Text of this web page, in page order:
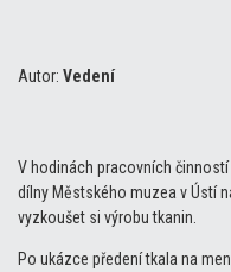
Autor: Vedení
V hodinách pracovních
dílny Městského muzea v Ústí
vyzkoušet si výrobu tkanin.
Po ukázce předení tkala na